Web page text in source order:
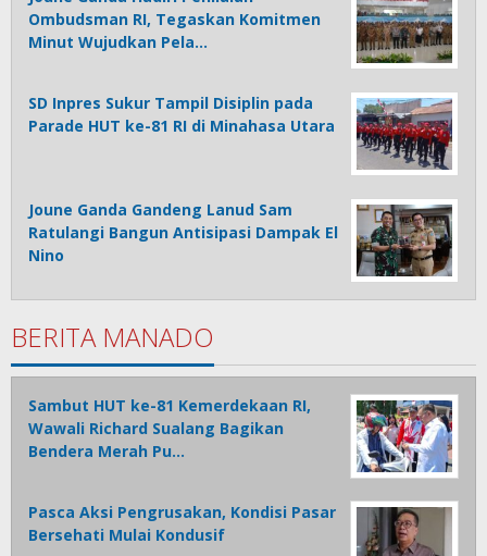
Ombudsman RI, Tegaskan Komitmen
Minut Wujudkan Pela…
SD Inpres Sukur Tampil Disiplin pada
Parade HUT ke-81 RI di Minahasa Utara
Joune Ganda Gandeng Lanud Sam
Ratulangi Bangun Antisipasi Dampak El
Nino
BERITA MANADO
Sambut HUT ke-81 Kemerdekaan RI,
Wawali Richard Sualang Bagikan
Bendera Merah Pu…
Pasca Aksi Pengrusakan, Kondisi Pasar
Bersehati Mulai Kondusif